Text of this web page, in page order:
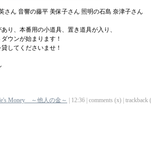
さん 音響の藤平 美保子さん 照明の石島 奈津子さん
り、本番用の小道具、置き道具が入り、
ウンが始まります！
してくださいませ！
Money ～他人の金～ | 12:36 | comments (x) | trackback